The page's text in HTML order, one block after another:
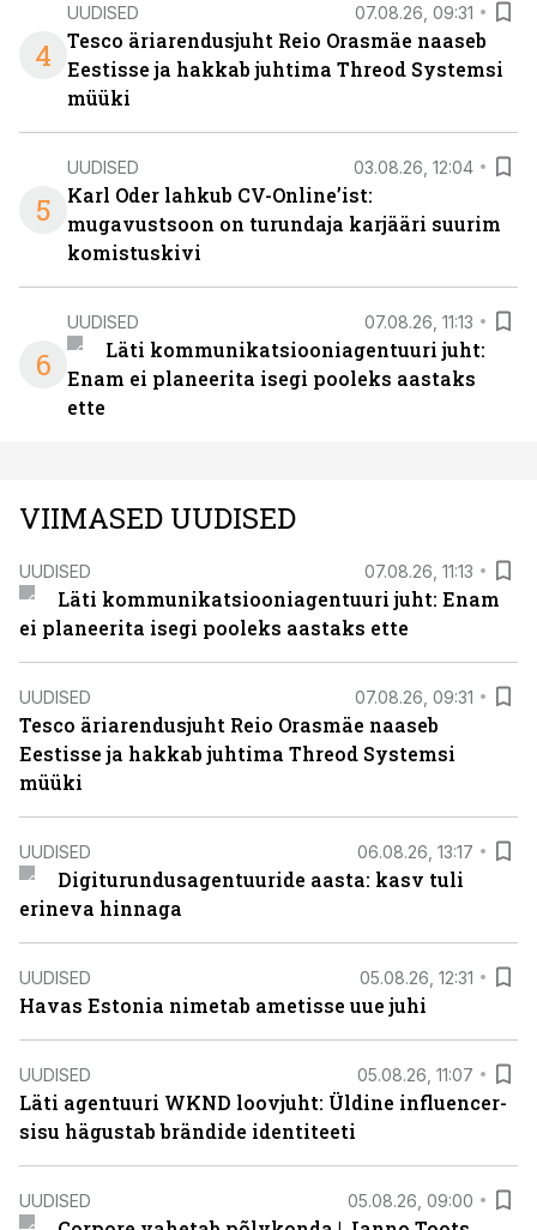
4
UUDISED 07.08.26, 09:31
Tesco äriarendusjuht Reio Orasmäe naaseb
Eestisse ja hakkab juhtima Threod Systemsi
müüki
5
UUDISED 03.08.26, 12:04
Karl Oder lahkub CV-Online’ist:
mugavustsoon on turundaja karjääri suurim
komistuskivi
6
UUDISED 07.08.26, 11:13
Läti kommunikatsiooniagentuuri juht:
Enam ei planeerita isegi pooleks aastaks
ette
VIIMASED UUDISED
UUDISED 07.08.26, 11:13
Läti kommunikatsiooniagentuuri juht: Enam
ei planeerita isegi pooleks aastaks ette
UUDISED 07.08.26, 09:31
Tesco äriarendusjuht Reio Orasmäe naaseb
Eestisse ja hakkab juhtima Threod Systemsi
müüki
UUDISED 06.08.26, 13:17
Digiturundusagentuuride aasta: kasv tuli
erineva hinnaga
UUDISED 05.08.26, 12:31
Havas Estonia nimetab ametisse uue juhi
UUDISED 05.08.26, 11:07
Läti agentuuri WKND loovjuht: Üldine influencer-
sisu hägustab brändide identiteeti
UUDISED 05.08.26, 09:00